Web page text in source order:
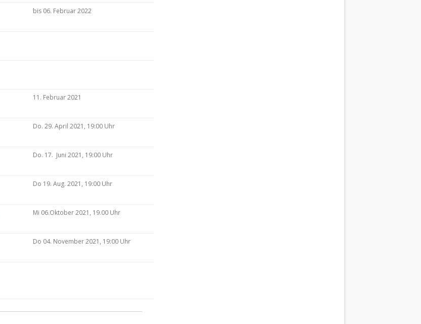
bis 06. Februar 2022
11. Februar 2021
Do. 29. April 2021, 19:00 Uhr
Do. 17. Juni 2021, 19:00 Uhr
Do 19. Aug. 2021, 19:00 Uhr
Mi 06.Oktober 2021, 19.00 Uhr
Do 04. November 2021, 19:00 Uhr